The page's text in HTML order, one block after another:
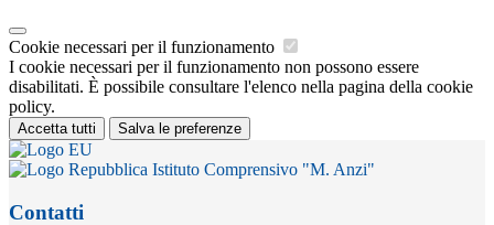
Cookie necessari per il funzionamento
I cookie necessari per il funzionamento non possono essere
disabilitati. È possibile consultare l'elenco nella pagina della cookie
policy.
Accetta tutti Salva le preferenze
Istituto Comprensivo "M. Anzi"
Contatti